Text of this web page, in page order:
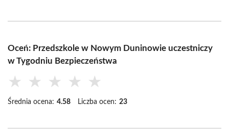
Oceń: Przedszkole w Nowym Duninowie uczestniczy
w Tygodniu Bezpieczeństwa
★ ★ ★ ★ ★
Średnia ocena: 4.58 Liczba ocen: 23